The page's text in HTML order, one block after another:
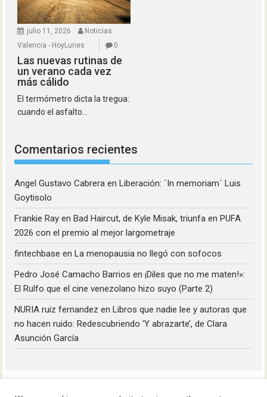
julio 11, 2026
Noticias
Valencia - HoyLunes
0
Las nuevas rutinas de
un verano cada vez
más cálido
El termómetro dicta la tregua:
cuando el asfalto...
Comentarios recientes
Angel Gustavo Cabrera enLiberación: ´In memoriam´ Luis
Goytisolo
Frankie Ray enBad Haircut, de Kyle Misak, triunfa en PUFA
2026 con el premio al mejor largometraje
fintechbase enLa menopausia no llegó con sofocos
Pedro José Camacho Barrios en¡Diles que no me maten!»:
El Rulfo que el cine venezolano hizo suyo (Parte 2)
NURIA ruiz fernandez enLibros que nadie lee y autoras que
no hacen ruido: Redescubriendo ‘Y abrazarte’, de Clara
Asunción García